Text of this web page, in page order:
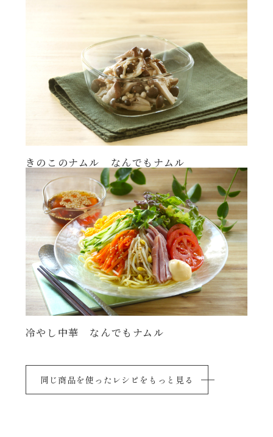
きのこのナムル なんでもナムル
冷やし中華 なんでもナムル
同じ商品を使ったレシピをもっと見る